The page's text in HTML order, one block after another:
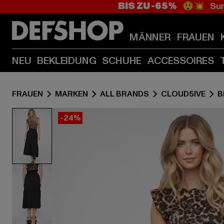
BIS ZU -65% 😲💥
MÄNNER FRAUEN
NEU BEKLEIDUNG SCHUHE ACCESSOIRES
FRAUEN MARKEN ALL BRANDS CLOUD5IVE
-24%